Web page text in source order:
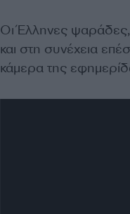
Οι Έλληνες ψαράδες,
και στη συνέχεια
κάμερα της